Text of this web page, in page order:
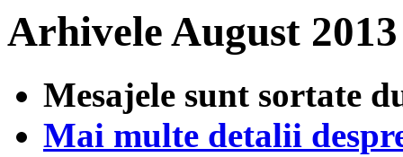
Arhivele August
Mesajele sunt sortate
Mai multe detalii